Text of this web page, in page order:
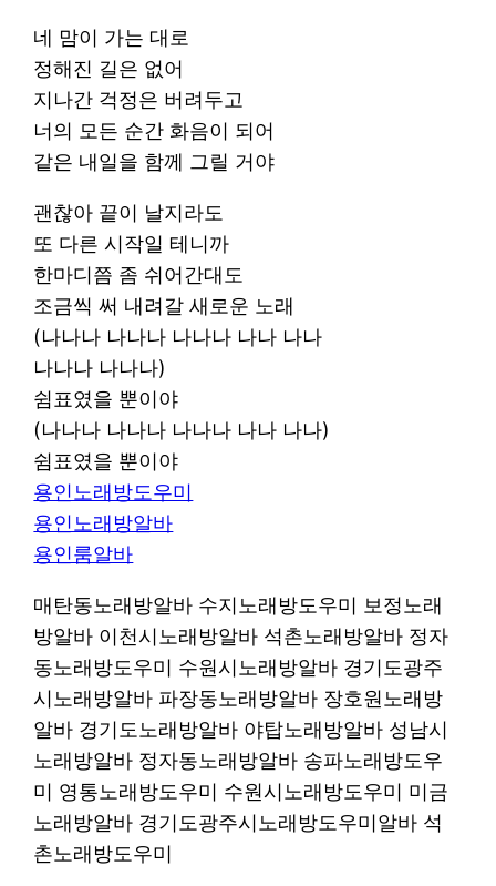
네 맘이 가는 대로
정해진 길은 없어
지나간 걱정은 버려두고
너의 모든 순간 화음이 되어
같은 내일을 함께 그릴 거야
괜찮아 끝이 날지라도
또 다른 시작일 테니까
한마디쯤 좀 쉬어간대도
조금씩 써 내려갈 새로운 노래
(나나나 나나나 나나나 나나 나나
나나나 나나나)
쉼표였을 뿐이야
(나나나 나나나 나나나 나나 나나)
쉼표였을 뿐이야
용인노래방도우미
용인노래방알바
용인룸알바
매탄동노래방알바 수지노래방도우미 보정노래
방알바 이천시노래방알바 석촌노래방알바 정자
동노래방도우미 수원시노래방알바 경기도광주
시노래방알바 파장동노래방알바 장호원노래방
알바 경기도노래방알바 야탑노래방알바 성남시
노래방알바 정자동노래방알바 송파노래방도우
미 영통노래방도우미 수원시노래방도우미 미금
노래방알바 경기도광주시노래방도우미알바 석
촌노래방도우미